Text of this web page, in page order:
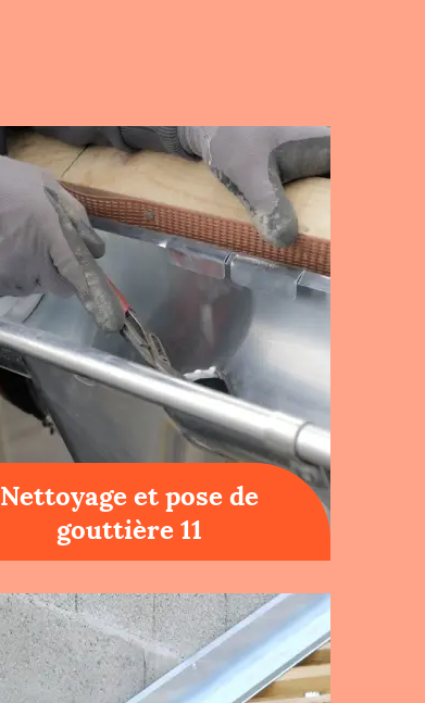
Nettoyage et pose de
gouttière 11